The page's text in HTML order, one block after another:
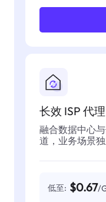
长效 ISP 代理
融合数据中心
道，业务场景独
低至: $0.67/